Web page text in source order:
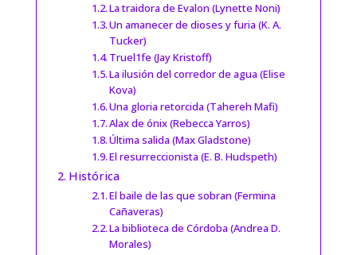
La traidora de Evalon (Lynette Noni)
Un amanecer de dioses y furia (K. A.
Tucker)
Truel1fe (Jay Kristoff)
La ilusión del corredor de agua (Elise
Kova)
Una gloria retorcida (Tahereh Mafi)
Alax de ónix (Rebecca Yarros)
Última salida (Max Gladstone)
El resurreccionista (E. B. Hudspeth)
Histórica
El baile de las que sobran (Fermina
Cañaveras)
La biblioteca de Córdoba (Andrea D.
Morales)